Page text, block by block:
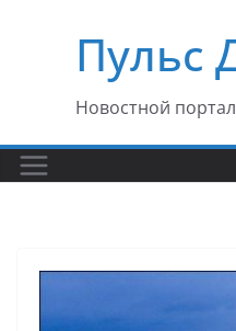
содержимомуПульс
Новостной